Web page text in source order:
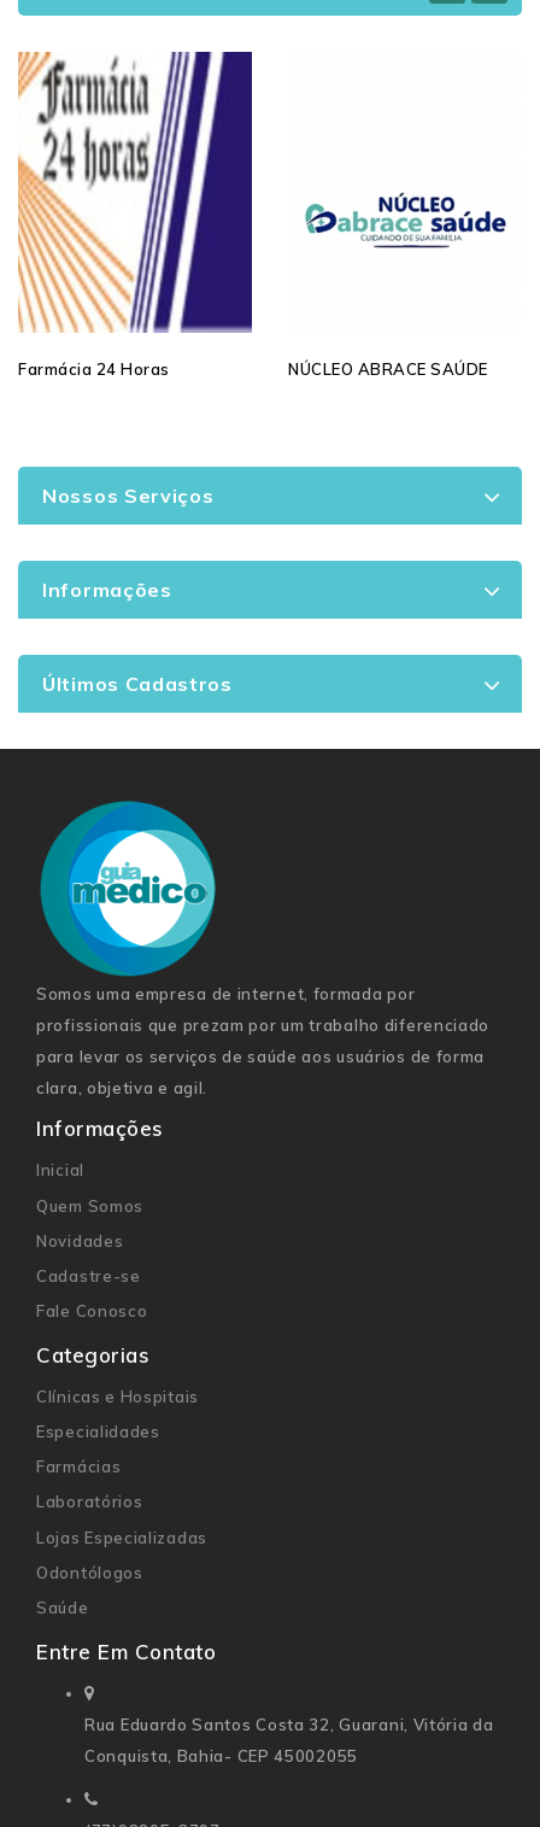
Farmácia 24 Horas NÚCLEO ABRACE SAÚDE
Nossos Serviços
Informações
Últimos Cadastros
Somos uma empresa de internet, formada por
profissionais que prezam por um trabalho diferenciado
para levar os serviços de saúde aos usuários de forma
clara, objetiva e agil.
Informações
Inicial
Quem Somos
Novidades
Cadastre-se
Fale Conosco
Categorias
Clínicas e Hospitais
Especialidades
Farmácias
Laboratórios
Lojas Especializadas
Odontólogos
Saúde
Entre Em Contato
Rua Eduardo Santos Costa 32, Guarani, Vitória da
Conquista, Bahia- CEP 45002055